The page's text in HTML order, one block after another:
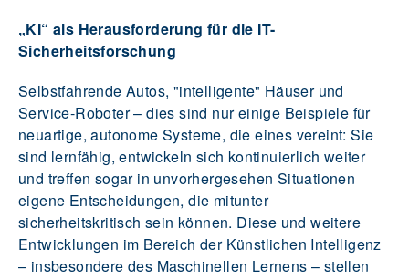
„KI“ als Herausforderung für die IT-
Sicherheitsforschung
Selbstfahrende Autos, "intelligente" Häuser und
Service-Roboter – dies sind nur einige Beispiele für
neuartige, autonome Systeme, die eines vereint: Sie
sind lernfähig, entwickeln sich kontinuierlich weiter
und treffen sogar in unvorhergesehen Situationen
eigene Entscheidungen, die mitunter
sicherheitskritisch sein können. Diese und weitere
Entwicklungen im Bereich der Künstlichen Intelligenz
– insbesondere des Maschinellen Lernens – stellen